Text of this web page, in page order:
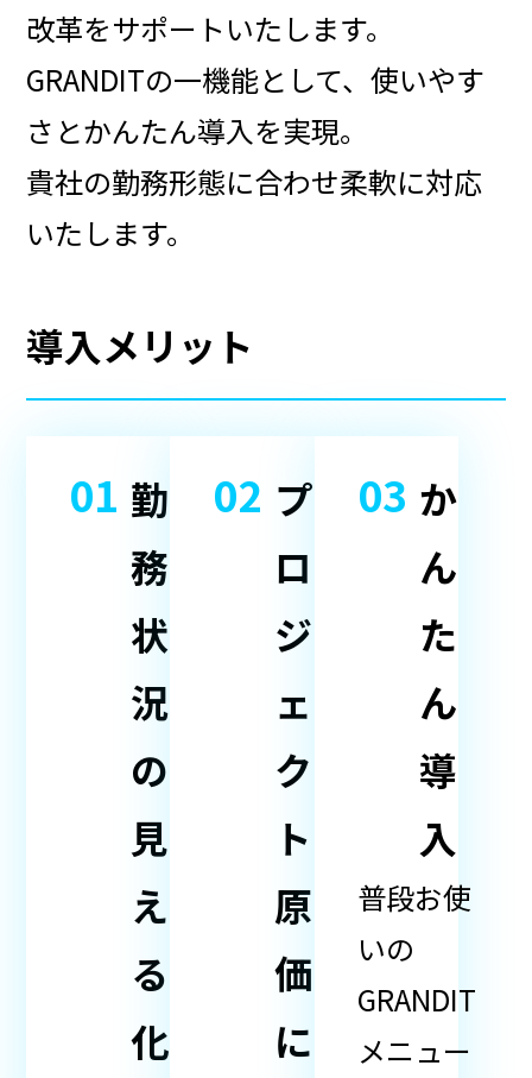
改革をサポートいたします。
GRANDITの一機能として、使いやす
さとかんたん導入を実現。
貴社の勤務形態に合わせ柔軟に対応
いたします。
導入メリット
01 勤
務
状
況
の
見
え
る
化
02 プ
ロ
ジ
ェ
ク
ト
原
価
に
03 か
ん
た
ん
導
入
普段お使
いの
GRANDIT
メニュー